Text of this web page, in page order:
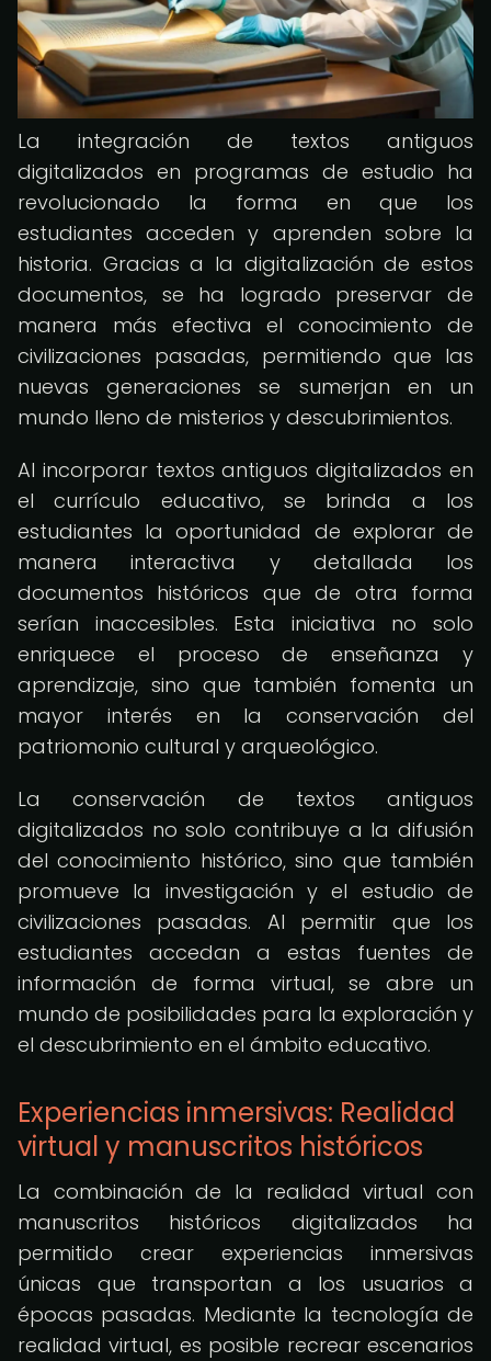
La integración de textos antiguos
digitalizados en programas de estudio ha
revolucionado la forma en que los
estudiantes acceden y aprenden sobre la
historia. Gracias a la digitalización de estos
documentos, se ha logrado preservar de
manera más efectiva el conocimiento de
civilizaciones pasadas, permitiendo que las
nuevas generaciones se sumerjan en un
mundo lleno de misterios y descubrimientos.
Al incorporar textos antiguos digitalizados en
el currículo educativo, se brinda a los
estudiantes la oportunidad de explorar de
manera interactiva y detallada los
documentos históricos que de otra forma
serían inaccesibles. Esta iniciativa no solo
enriquece el proceso de enseñanza y
aprendizaje, sino que también fomenta un
mayor interés en la conservación del
patriomonio cultural y arqueológico.
La conservación de textos antiguos
digitalizados no solo contribuye a la difusión
del conocimiento histórico, sino que también
promueve la investigación y el estudio de
civilizaciones pasadas. Al permitir que los
estudiantes accedan a estas fuentes de
información de forma virtual, se abre un
mundo de posibilidades para la exploración y
el descubrimiento en el ámbito educativo.
Experiencias inmersivas: Realidad
virtual y manuscritos históricos
La combinación de la realidad virtual con
manuscritos históricos digitalizados ha
permitido crear experiencias inmersivas
únicas que transportan a los usuarios a
épocas pasadas. Mediante la tecnología de
realidad virtual, es posible recrear escenarios